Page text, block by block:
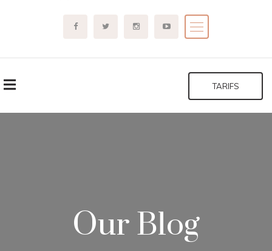
TARIFS
Our Blog